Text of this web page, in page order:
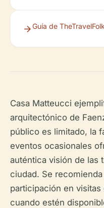
Guía de
Casa Matteucci
arquitectónico de
público es limitado, la
eventos ocasionales
auténtica visión de las
ciudad. Se
participación en
cuando estén